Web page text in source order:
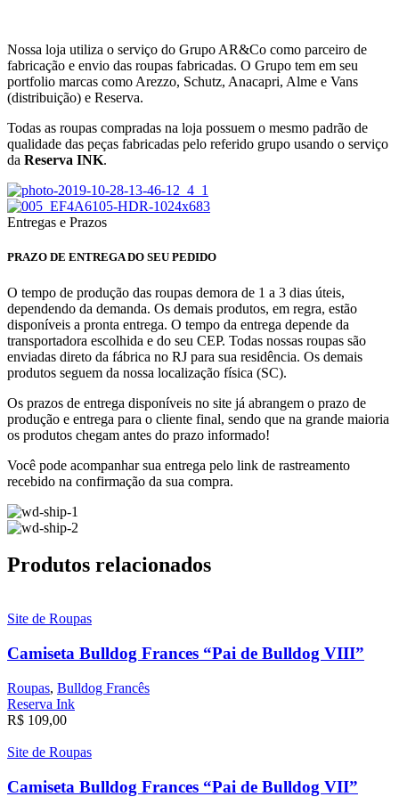
Nossa loja utiliza o serviço do Grupo AR&Co como parceiro de
fabricação e envio das roupas fabricadas. O Grupo tem em seu
portfolio marcas como Arezzo, Schutz, Anacapri, Alme e Vans
(distribuição) e Reserva.
Todas as roupas compradas na loja possuem o mesmo padrão de
qualidade das peças fabricadas pelo referido grupo usando o serviço
da Reserva INK.
Entregas e Prazos
PRAZO DE ENTREGA DO SEU PEDIDO
O tempo de produção das roupas demora de 1 a 3 dias úteis,
dependendo da demanda. Os demais produtos, em regra, estão
disponíveis a pronta entrega. O tempo da entrega depende da
transportadora escolhida e do seu CEP. Todas nossas roupas são
enviadas direto da fábrica no RJ para sua residência. Os demais
produtos seguem da nossa localização física (SC).
Os prazos de entrega disponíveis no site já abrangem o prazo de
produção e entrega para o cliente final, sendo que na grande maioria
os produtos chegam antes do prazo informado!
Você pode acompanhar sua entrega pelo link de rastreamento
recebido na confirmação da sua compra.
Produtos relacionados
Site de Roupas
Camiseta Bulldog Frances “Pai de Bulldog VIII”
Roupas, Bulldog Francês
Reserva Ink
R$ 109,00
Site de Roupas
Camiseta Bulldog Frances “Pai de Bulldog VII”